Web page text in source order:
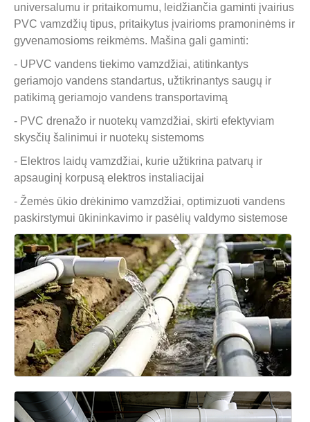
universalumu ir pritaikomumu, leidžiančia gaminti įvairius
PVC vamzdžių tipus, pritaikytus įvairioms pramoninėms ir
gyvenamosioms reikmėms. Mašina gali gaminti:
- UPVC vandens tiekimo vamzdžiai, atitinkantys
geriamojo vandens standartus, užtikrinantys saugų ir
patikimą geriamojo vandens transportavimą
- PVC drenažo ir nuotekų vamzdžiai, skirti efektyviam
skysčių šalinimui ir nuotekų sistemoms
- Elektros laidų vamzdžiai, kurie užtikrina patvarų ir
apsauginį korpusą elektros instaliacijai
- Žemės ūkio drėkinimo vamzdžiai, optimizuoti vandens
paskirstymui ūkininkavimo ir pasėlių valdymo sistemose